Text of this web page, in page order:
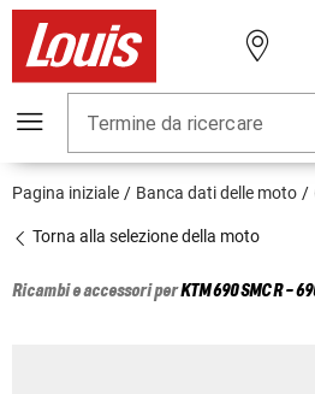
Termine da ricercare
Pagina iniziale Banca dati delle moto
Torna alla selezione della moto
Ricambi e accessori perKTM690 SMC R -